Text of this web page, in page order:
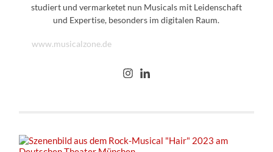
studiert und vermarketet nun Musicals mit Leidenschaft
und Expertise, besonders im digitalen Raum.
www.musicalzone.de